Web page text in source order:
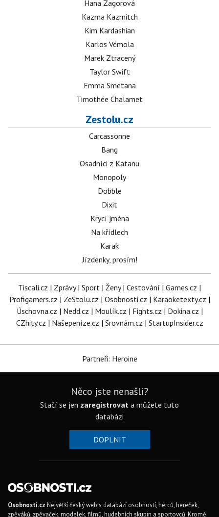
Hana Zagorová
Kazma Kazmitch
Kim Kardashian
Karlos Vémola
Marek Ztracený
Taylor Swift
Emma Smetana
Timothée Chalamet
Zestolu.cz
Carcassonne
Bang
Osadníci z Katanu
Monopoly
Dobble
Dixit
Krycí jména
Na křídlech
Karak
Jízdenky, prosím!
Tiscali.cz | Zprávy| Sport | Ženy| Cestování | Games.cz |
Profigamers.cz | ZeStolu.cz | Osobnosti.cz | Karaoketexty.cz |
Úschovna.cz | Nedd.cz | Moulík.cz | Fights.cz | Dokina.cz |
CZhity.cz | Našepeníze.cz | Srovnám.cz | StartupInsider.cz
Partneři: Heroine
Něco jste nenašli?
Stačí se jen zaregistrovat a můžete tuto
databázi
DOPLNIT
Osobnosti.cz Největší český web s databází osobností, herců, hereček,
zpěváků, zpěvaček, modelek, filmů, hudebních skupin a sportovců. Kromě